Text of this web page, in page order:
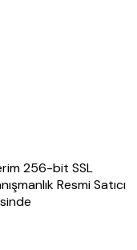
256-bit SSL
Resmi Satıcı